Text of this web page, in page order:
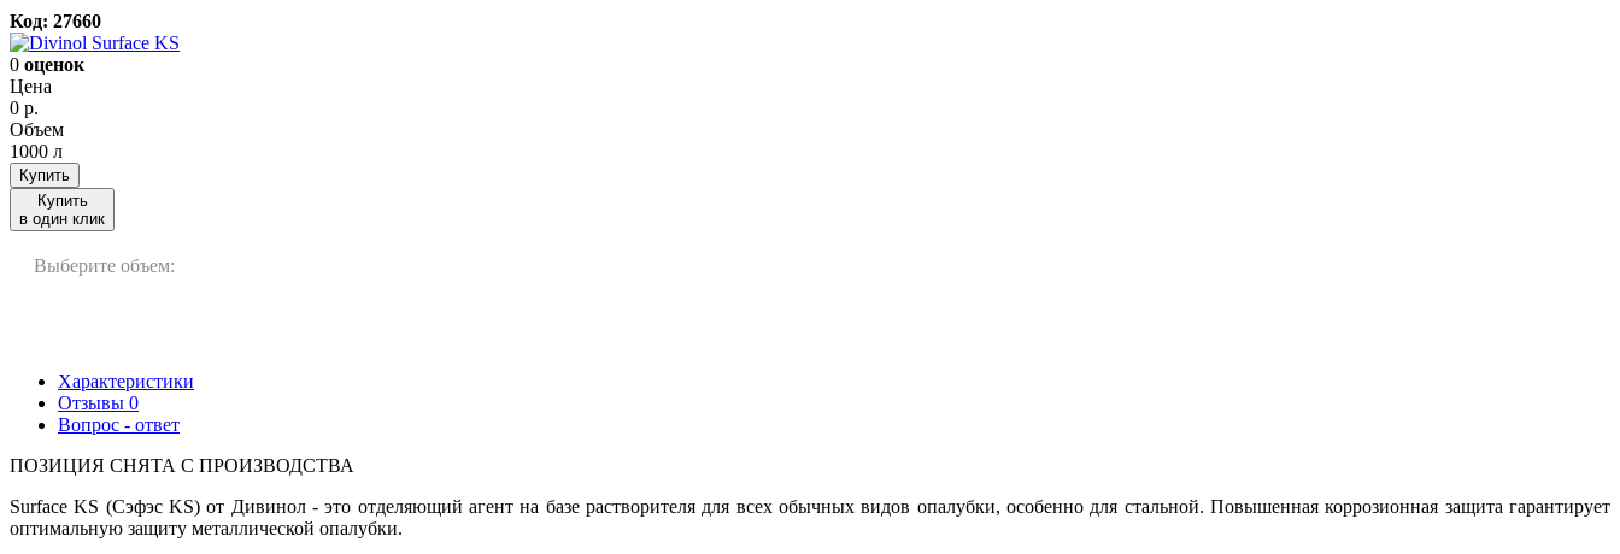
Код: 27660
0 оценок
Цена
0 р.
Объем
1000 л
Купить
Купить
в один клик
Выберите объем:
Характеристики
Отзывы 0
Вопрос - ответ
ПОЗИЦИЯ СНЯТА С ПРОИЗВОДСТВА
Surface KS (Сэфэс KS) от Дивинол - это отделяющий агент на базе растворителя для всех обычных видов опалубки, особенно для стальной. Повышенная коррозионная защита гарантирует
оптимальную защиту металлической опалубки.